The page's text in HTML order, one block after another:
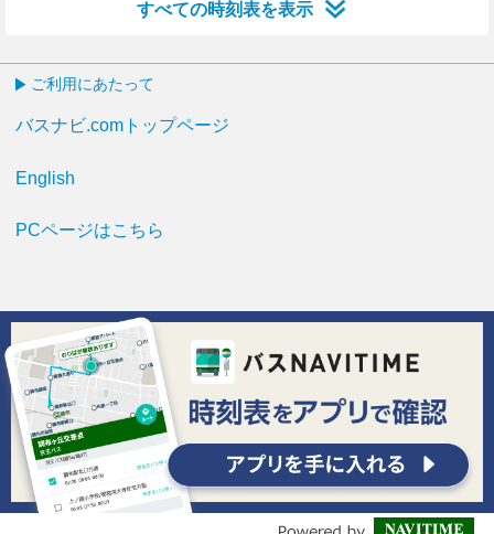
すべての時刻表を表示
ご利用にあたって
バスナビ.comトップページ
English
PCページはこちら